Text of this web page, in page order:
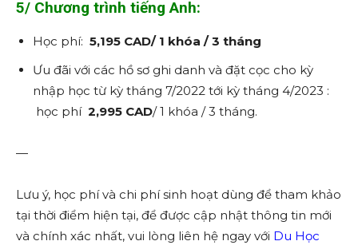
5/ Chương trình tiếng Anh:
Học phí: 5,195 CAD/ 1 khóa / 3 tháng
Ưu đãi với các hồ sơ ghi danh và đặt cọc cho kỳ
nhập học từ kỳ tháng 7/2022 tới kỳ tháng 4/2023 :
học phí 2,995 CAD/ 1 khóa / 3 tháng.
—
Lưu ý, học phí và chi phí sinh hoạt dùng để tham khảo
tại thời điểm hiện tại, để được cập nhật thông tin mới
và chính xác nhất, vui lòng liên hệ ngay với Du Học